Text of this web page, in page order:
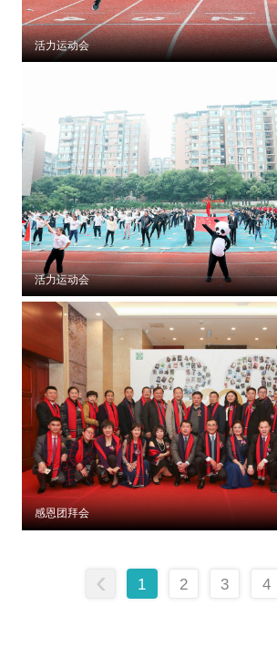
活力运动会
活力运动会
感恩团拜会
‹ 1 2 3 4